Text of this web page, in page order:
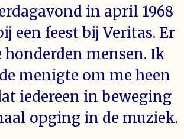
in april 1968
een feest bij Veritas. Er
honderden mensen. Ik
menigte om me heen
iedereen in beweging
opging in de muziek.